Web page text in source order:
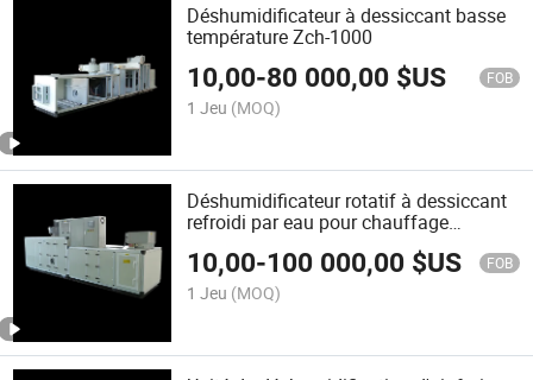
Déshumidificateur à dessiccant basse
température Zch-1000
10,00-80 000,00 $US FOB
1 Jeu (MOQ)
Déshumidificateur rotatif à dessiccant
refroidi par eau pour chauffage
électrique industriel Zch-10000
10,00-100 000,00 $US FOB
1 Jeu (MOQ)